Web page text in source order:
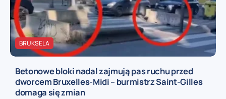
BRUKSELA
Betonowe bloki nadal zajmują pas ruchu przed
dworcem Bruxelles-Midi – burmistrz Saint-Gilles
domaga się zmian